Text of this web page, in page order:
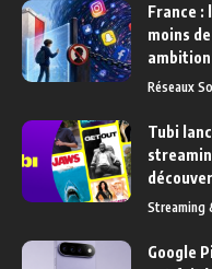
France :
moins
Réseaux
Tubi
Streaming
Google